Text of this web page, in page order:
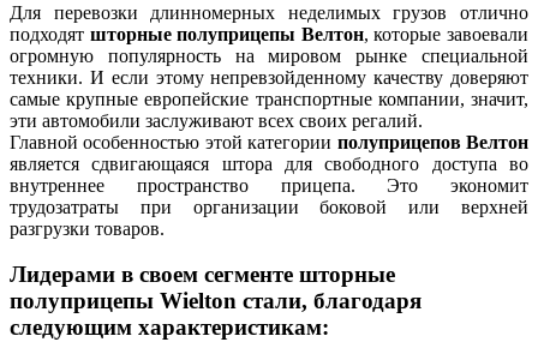
Для перевозки длинномерных неделимых грузов отлично
подходят шторные полуприцепы Велтон, которые завоевали
огромную популярность на мировом рынке специальной
техники. И если этому непревзойденному качеству доверяют
самые крупные европейские транспортные компании, значит,
эти автомобили заслуживают всех своих регалий.
Главной особенностью этой категории полуприцепов Велтон
является сдвигающаяся штора для свободного доступа во
внутреннее пространство прицепа. Это экономит
трудозатраты при организации боковой или верхней
разгрузки товаров.
Лидерами в своем сегменте шторные
полуприцепы Wielton стали, благодаря
следующим характеристикам: